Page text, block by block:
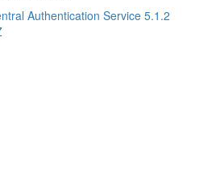
Authentication Service 5.1.2